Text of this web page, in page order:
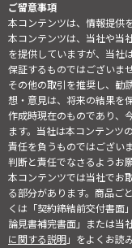
ご留意事項
本コンテンツは、情報提供
本コンテンツは、当社や当
を提供していますが、当社
保証するものではございま
その他の取引を推奨し、勧
想・意見は、将来の結果を
作成時現在のものであり、
ます。当社は本コンテンツ
責任を負うものではござい
判断と責任でなさるようお
本コンテンツでは当社でお
る部分があります。商品ご
くは「契約締結前交付書面
論見書補完書面」または当
に関する説明」をよくお読